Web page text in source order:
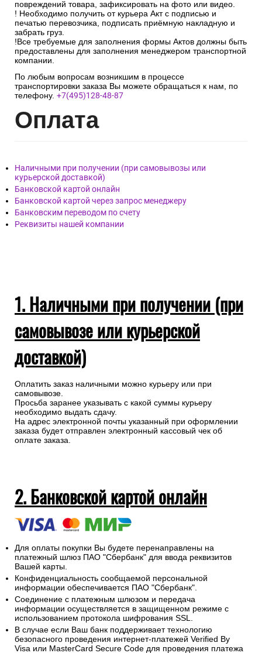
повреждений товара, зафиксировать на фото или видео.
! Необходимо получить от курьера Акт с подписью и
печатью перевозчика, подписать приёмную накладную и
забрать груз.
!Все требуемые для заполнения формы Актов должны быть
предоставлены для заполнения менеджером транспортной
компании.
По любым вопросам возникшим в процессе
транспортировки заказа Вы можете обращаться к нам, по
телефону. +7(495)128-48-87
Оплата
Наличными при получении (при самовывозы или
курьерской доставкой)
Банковской картой онлайн
Банковской картой через запрос менеджеру
Банковским переводом по счету
Реквизиты нашей компании
1. Наличными при получении (при
самовывозе или курьерской
доставкой)
Оплатить заказ наличными можно курьеру или при
самовывозе.
Просьба заранее указывать с какой суммы курьеру
необходимо выдать сдачу.
На адрес электронной почты указанный при оформлении
заказа будет отправлен электронный кассовый чек об
оплате заказа.
2. Банковской картой онлайн
Для оплаты покупки Вы будете перенаправлены на
платежный шлюз ПАО "Сбербанк" для ввода реквизитов
Вашей карты.
Конфиденциальность сообщаемой персональной
информации обеспечивается ПАО "Сбербанк".
Соединение с платежным шлюзом и передача
информации осуществляется в защищенном режиме с
использованием протокола шифрования SSL.
В случае если Ваш банк поддерживает технологию
безопасного проведения интернет-платежей Verified By
Visa или MasterCard Secure Code для проведения платежа